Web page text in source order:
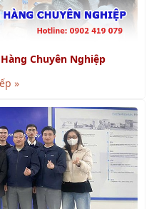
Chuyên Nghiệp
»